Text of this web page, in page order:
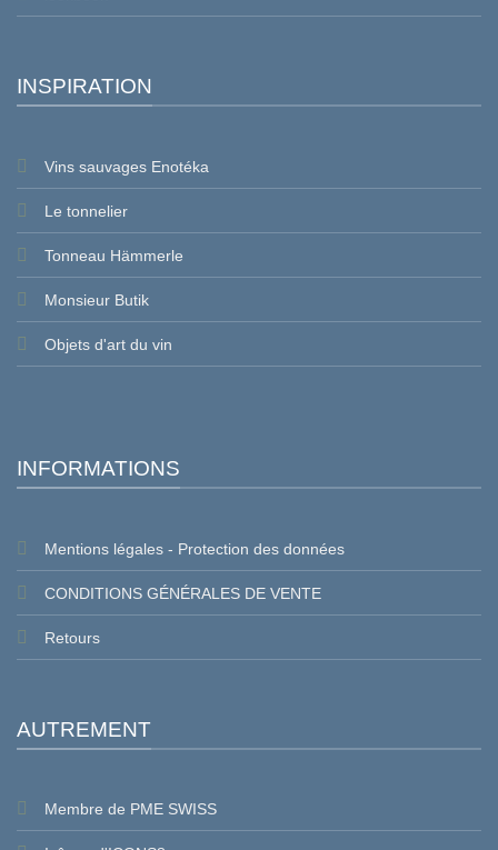
INSPIRATION
Vins sauvages Enotéka
Le tonnelier
Tonneau Hämmerle
Monsieur Butik
Objets d'art du vin
INFORMATIONS
Mentions légales - Protection des données
CONDITIONS GÉNÉRALES DE VENTE
Retours
AUTREMENT
Membre de PME SWISS